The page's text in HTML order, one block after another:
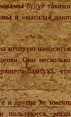
будут такими
и «масала» дают
которую наносится
Они несколько
бамбука, что
и другие не имеют
когда